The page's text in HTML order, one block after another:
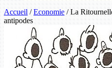
Accueil / Economie / La
antipodes